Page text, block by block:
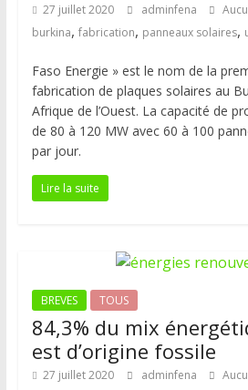
27 juillet 2020 adminfena
burkina, fabrication, panneaux solaires,
Faso Energie » est le nom de la
fabrication de plaques solaires au
Afrique de l’Ouest. La capacité de
de 80 à 120 MW avec 60 à 100
par jour.
Lire la suite
BREVES TOUS
84,3% du mix
est d’origine fossile
27 juillet 2020 adminfena